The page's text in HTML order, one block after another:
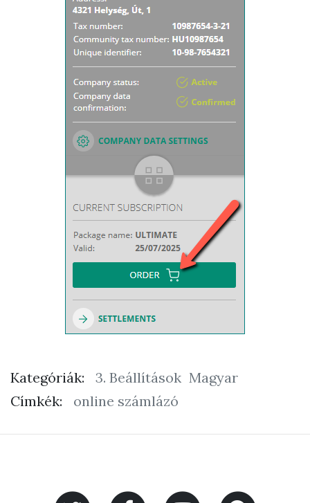
Kategóriák: 3. Beállítások Magyar
Címkék:
online számlázó